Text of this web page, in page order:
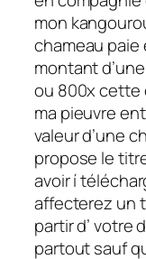
mon
chameau paie
montant
ou 800x cette
ma pieuvre
valeur d’une
propose le
avoir í
affecterez un
partir d’ votre
partout sauf